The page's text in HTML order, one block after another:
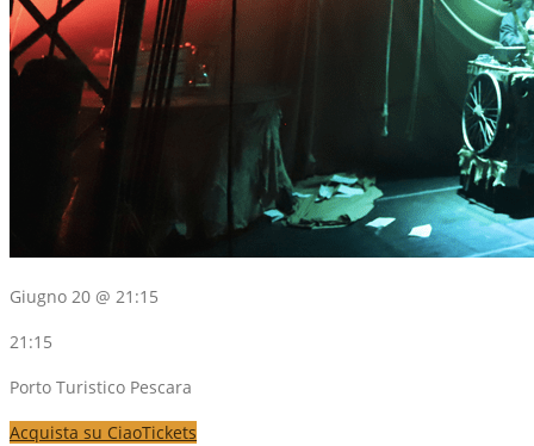
Giugno 20 @ 21:15
21:15
Porto Turistico Pescara
Acquista su CiaoTickets